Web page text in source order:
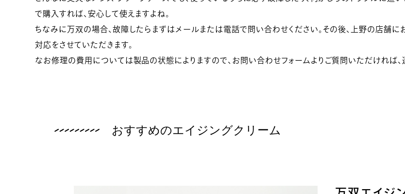
で購入すれば、安心して使えますよね。
ちなみに万双の場合、故障したらまずはメールまたは電話で問い合わせください。その後、上野の店舗
対応をさせていただきます。
なお修理の費用については製品の状態によりますので、お問い合わせフォームよりご質問いただければ、
おすすめのエイジングクリーム